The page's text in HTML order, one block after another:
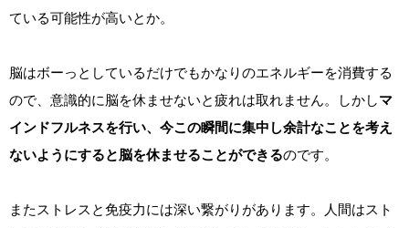
ている可能性が高いとか。
脳はボーっとしているだけでもかなりのエネルギーを消費する
ので、意識的に脳を休ませないと疲れは取れません。しかしマ
インドフルネスを行い、今この瞬間に集中し余計なことを考え
ないようにすると脳を休ませることができるのです。
またストレスと免疫力には深い繋がりがあります。人間はスト